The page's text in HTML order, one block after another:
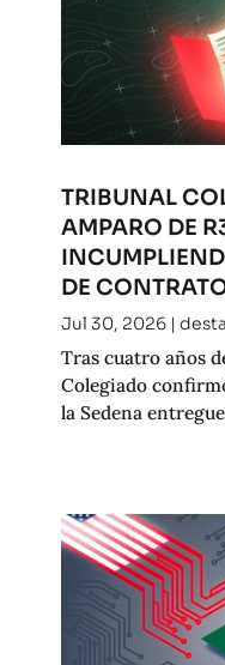
TRIBUNAL
AMPARO DE
DE
Jul 30, 2026|
Tras cuatro años
Colegiado
la Sedena